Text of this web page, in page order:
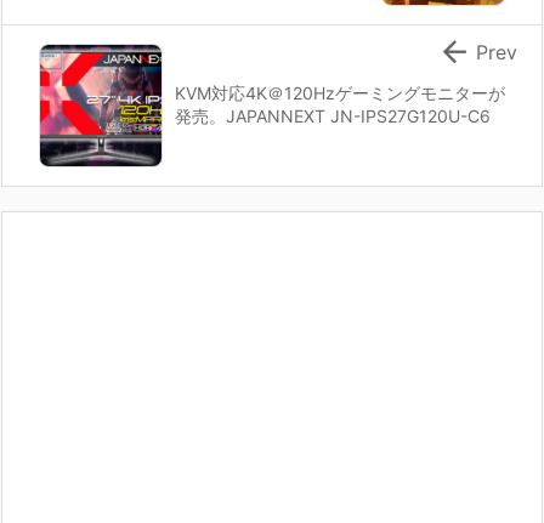
KVM対応4K＠120Hzゲーミングモニターが
発売。JAPANNEXT JN-IPS27G120U-C6
 Prev